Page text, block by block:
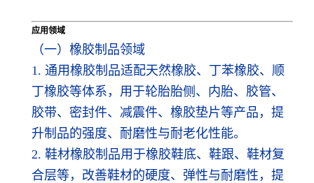
应用领域
（一）橡胶制品领域
1. 通用橡胶制品适配天然橡胶、丁苯橡胶、顺
丁橡胶等体系，用于轮胎胎侧、内胎、胶管、
胶带、密封件、减震件、橡胶垫片等产品，提
升制品的强度、耐磨性与耐老化性能。
2. 鞋材橡胶制品用于橡胶鞋底、鞋跟、鞋材复
合层等，改善鞋材的硬度、弹性与耐磨性，提